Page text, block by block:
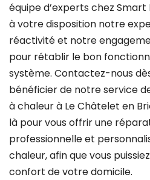
équipe d’experts chez
à votre disposition notre
réactivité et notre
pour rétablir le bon
système. Contactez-nous
bénéficier de notre service
à chaleur à Le Châtelet en
là pour vous offrir une
professionnelle et
chaleur, afin que vous
confort de votre domicile.